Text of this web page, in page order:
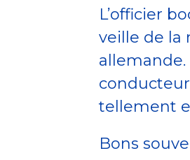
L’officier
veille de la
allemande.
tellement
Bons